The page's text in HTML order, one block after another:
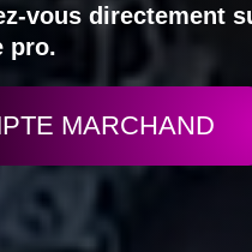
vous directement
pro.
MARCHAND